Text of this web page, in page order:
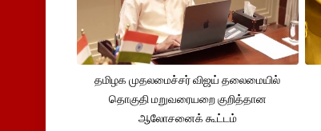
தமிழக முதலமைச்சர் விஜய் தலைமையில்
தொகுதி மறுவரையறை குறித்தான
ஆலோசனைக் கூட்டம்